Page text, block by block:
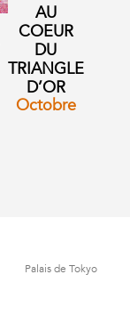
AU
COEUR
DU
TRIANGLE
D’OR
Octobre
Palais de Tokyo